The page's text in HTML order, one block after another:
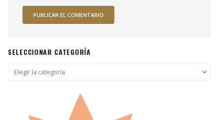
SELECCIONAR CATEGORÍA
Seleccionar
categoría